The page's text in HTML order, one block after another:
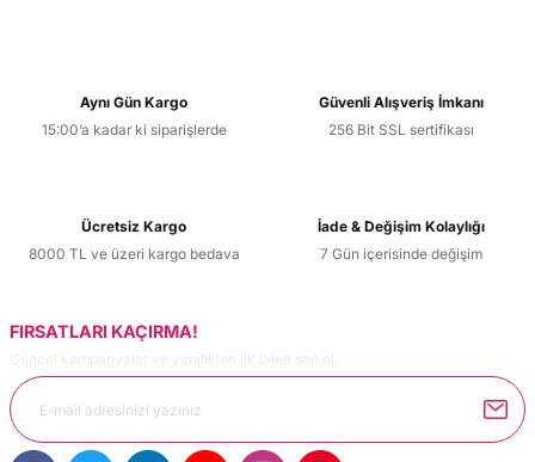
Ürün resmi kalitesiz, bozuk veya görüntülenemiyor.
Ürün fiyatı diğer sitelerden daha pahalı.
Bu ürüne benzer farklı alternatifler olmalı.
Aynı Gün Kargo
15:00’a kadar ki siparişlerde
Güvenli Alışveriş İmkanı
256 Bit SSL sertifikası
Ücretsiz Kargo
8000 TL ve üzeri kargo bedava
İade & Değişim Kolaylığı
7 Gün içerisinde değişim
FIRSATLARI KAÇIRMA!